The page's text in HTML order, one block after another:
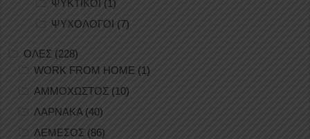
ΨΥΚΤΙΚΟΙ (1)
ΨΥΧΟΛΟΓΟΙ (7)
ΟΛΕΣ (228)
WORK FROM HOME (1)
ΑΜΜΟΧΩΣΤΟΣ (10)
ΛΑΡΝΑΚΑ(40)
ΛΕΜΕΣΟΣ (86)